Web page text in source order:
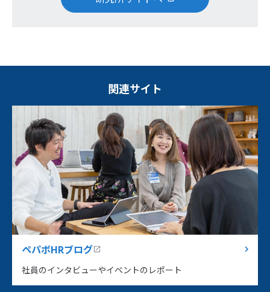
関連サイト
ペパボHRブログ
社員のインタビューやイベントのレポート